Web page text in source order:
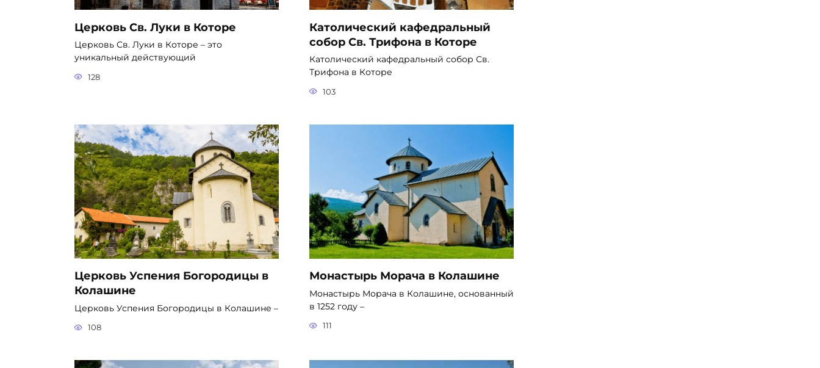
Церковь Св. Луки в Которе
Церковь Св. Луки в Которе – это
уникальный действующий
128
Католический кафедральный
собор Св. Трифона в Которе
Католический кафедральный собор Св.
Трифона в Которе
103
Церковь Успения Богородицы в
Колашине
Церковь Успения Богородицы в Колашине –
108
Монастырь Морача в Колашине
Монастырь Морача в Колашине, основанный
в 1252 году –
111